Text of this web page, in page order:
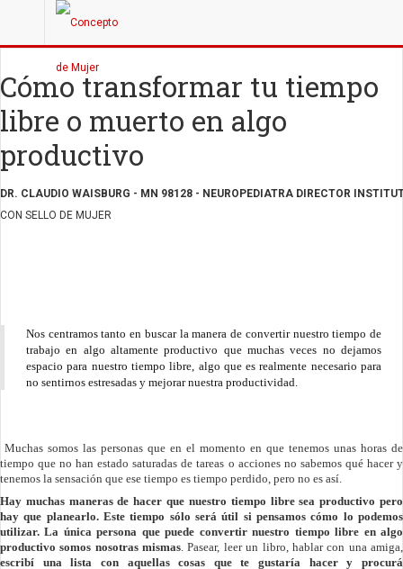
Cómo transformar tu tiempo
libre o muerto en algo
productivo
DR. CLAUDIO WAISBURG - MN 98128 - NEUROPEDIATRA DIRECTOR
CON SELLO DE MUJER
Nos centramos tanto en buscar la manera de convertir nuestro tiempo de
trabajo en algo altamente productivo que muchas veces no dejamos
espacio para nuestro tiempo libre, algo que es realmente necesario para
no sentirnos estresadas y mejorar nuestra productividad.
Muchas somos las personas que en el momento en que tenemos unas horas de
tiempo que no han estado saturadas de tareas o acciones no sabemos qué hacer y
tenemos la sensación que ese tiempo es tiempo perdido, pero no es así.
Hay muchas maneras de hacer que nuestro tiempo libre sea productivo pero
hay que planearlo. Este tiempo sólo será útil si pensamos cómo lo podemos
utilizar. La única persona que puede convertir nuestro tiempo libre en algo
productivo somos nosotras mismas. Pasear, leer un libro, hablar con una amiga,
escribí una lista con aquellas cosas que te gustaría hacer y procurá